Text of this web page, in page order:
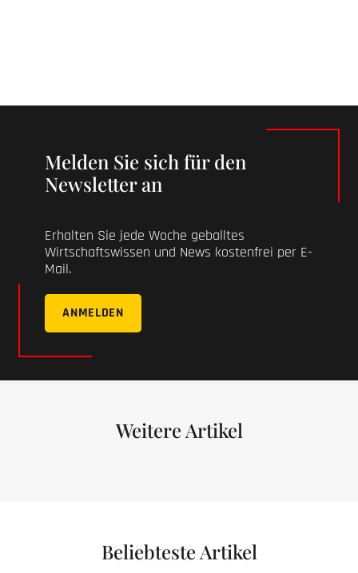
Melden Sie sich für den
Newsletter an
Erhalten Sie jede Woche geballtes
Wirtschaftswissen und News kostenfrei per E-
Mail.
ANMELDEN
Weitere Artikel
Beliebteste Artikel